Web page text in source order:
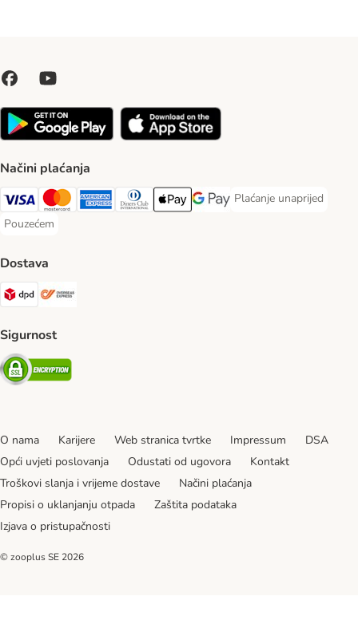
Načini plaćanja
Visa Payment Method
MasterCard Payment Method
American Express Payment Method
Diners Club Payment Method
Payment MethodGoogle pay Payment Method
Plaćanje unaprijed
Plaćanje unaprijed
Pouzećem
Pouzećem Payment Method
Dostava
DPD Shipping Method
Sigurnost
Security
O nama Karijere Web stranica tvrtke Impressum
DSA
Opći uvjeti poslovanja
Odustati od ugovora
Kontakt
Troškovi slanja i vrijeme dostave
Načini plaćanja
Propisi o uklanjanju otpada
Zaštita podataka
Izjava o pristupačnosti
© zooplus SE 2026